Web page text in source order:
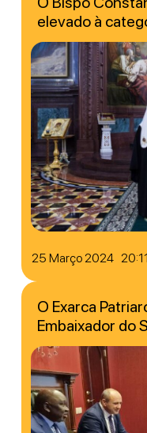
25 Março 2024 20:11
elevado à
O Exarca
Embaixador do